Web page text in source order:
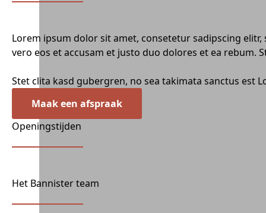
Lorem ipsum dolor sit amet, consetetur sadipscing
vero eos et accusam et justo duo dolores et ea rebum.
Stet clita kasd gubergren, no sea takimata sanctus est
Maak een afspraak
Openingstijden
Het Bannister team